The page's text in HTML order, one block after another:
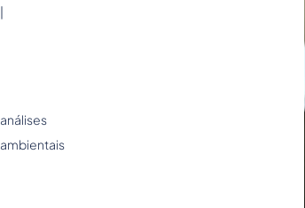
|
análises
ambientais